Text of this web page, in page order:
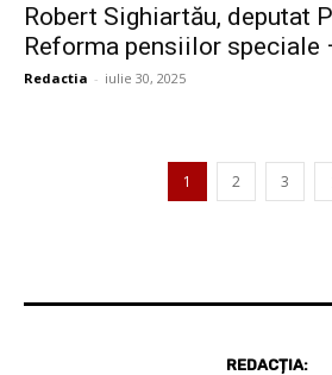
Robert Sighiartău, deputat
Reforma pensiilor speciale
Redactia - iulie 30, 2025
1 2 3
REDACȚIA: